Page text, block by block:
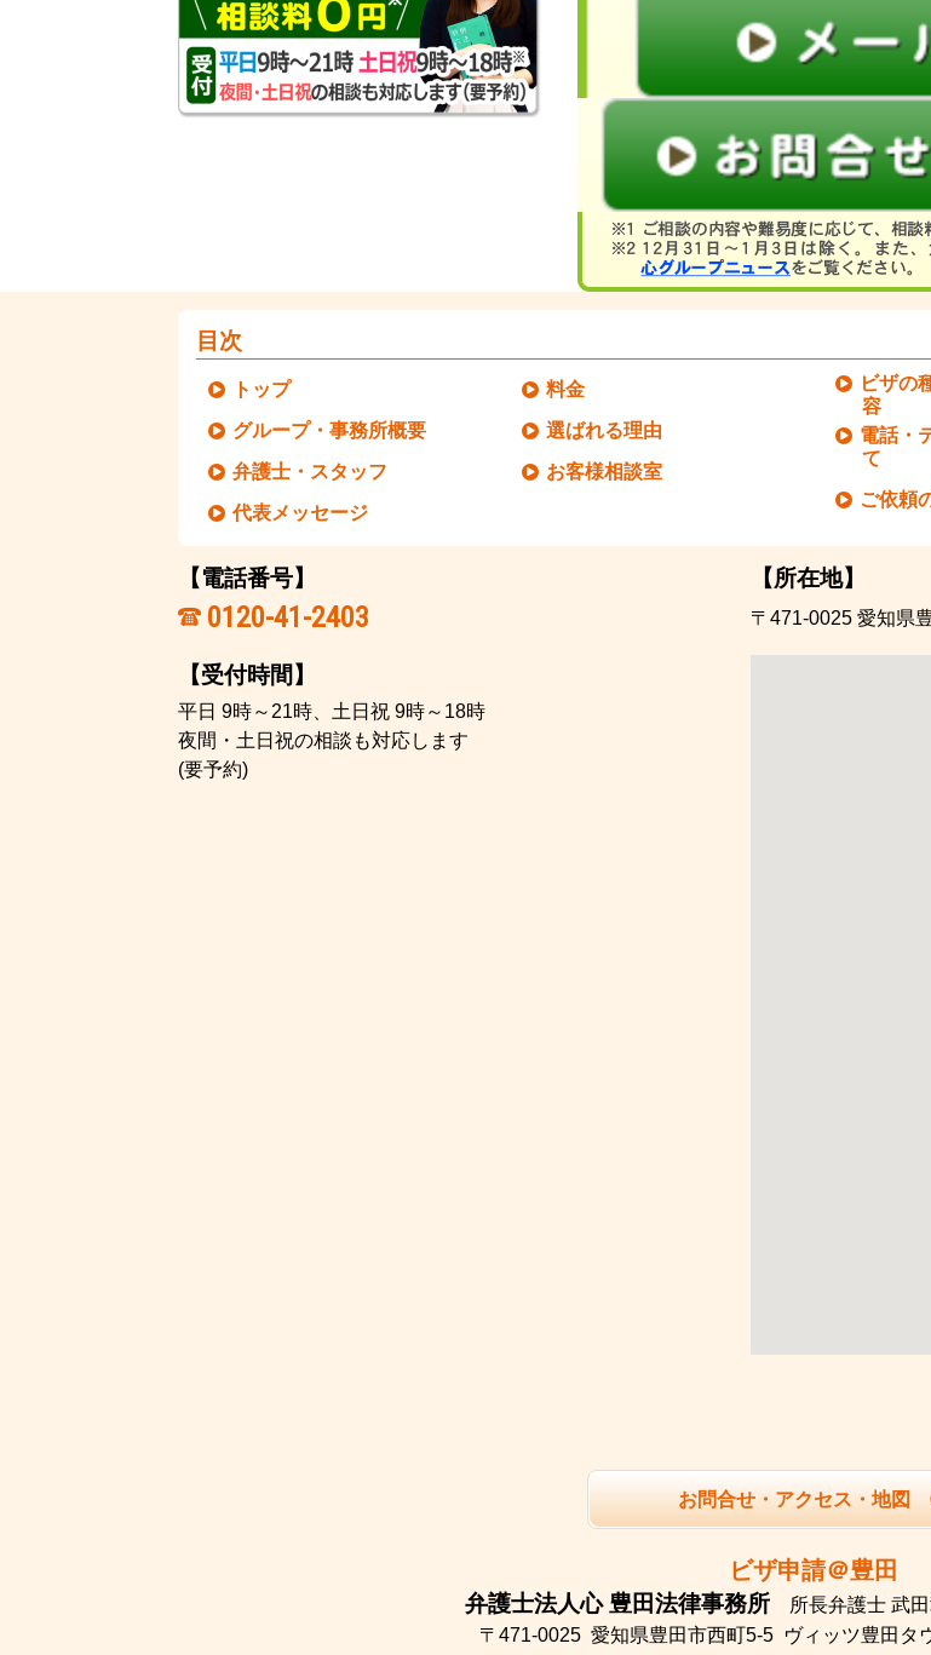
目次
トップ
グループ・事務所概要
弁護士・スタッフ
代表メッセージ
料金
選ばれる理由
お客様相談室
ビザの
容
電話・
て
ご依頼
【電話番号】
0120-41-2403
【受付時間】
平日 9時～21時、土日祝 9時～18時
夜間・土日祝の相談も対応します
(要予約)
【所在地】
〒471-0025愛知県
お問合せ・アクセス・地図
ビザ申請＠豊田
弁護士法人心 豊田法律事務所 所長弁護士 武田
〒471-0025 愛知県豊田市西町5-5 ヴィッツ豊田タ